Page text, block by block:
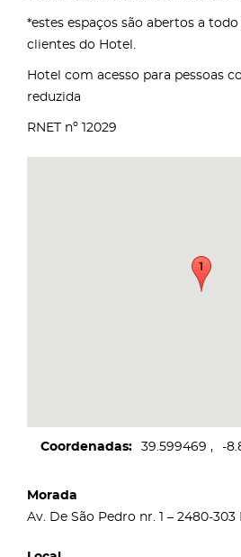
*estes espaços são abertos a
clientes do Hotel.
Hotel com acesso para pessoas
reduzida
RNET nº 12029
Coordenadas 39.599469 -
Morada
Av. De São Pedro nr. 1 – 2480-